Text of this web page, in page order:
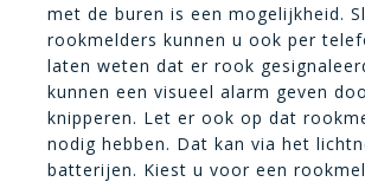
met de buren is een mogelijkheid.
rookmelders kunnen u ook per
laten weten dat er rook
kunnen een visueel alarm geven
knipperen. Let er ook op dat
nodig hebben. Dat kan via het
batterijen. Kiest u voor een